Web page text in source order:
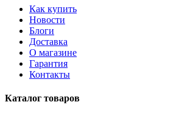
Как купить
Новости
Блоги
Доставка
О магазине
Гарантия
Контакты
Каталог товаров